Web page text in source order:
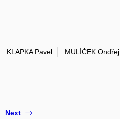
KLAPKA Pavel MULÍČEK Ondřej
Next